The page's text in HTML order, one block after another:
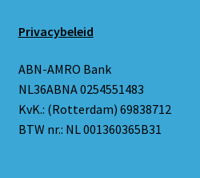
Privacybeleid
ABN-AMRO Bank
NL36ABNA 0254551483
KvK.: (Rotterdam) 69838712
BTW nr.: NL 001360365B31